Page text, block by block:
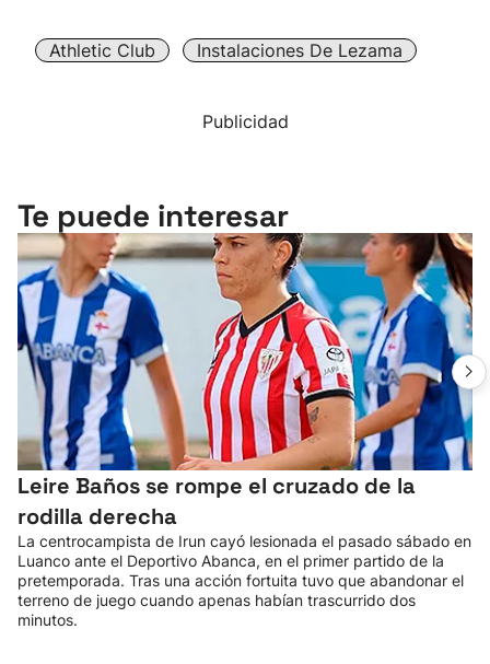
Athletic Club Instalaciones De Lezama
Publicidad
Te puede interesar
Leire Baños se rompe el cruzado de la
rodilla derecha
La centrocampista de Irun cayó lesionada el pasado sábado en
Luanco ante el Deportivo Abanca, en el primer partido de la
pretemporada. Tras una acción fortuita tuvo que abandonar el
terreno de juego cuando apenas habían trascurrido dos
minutos.